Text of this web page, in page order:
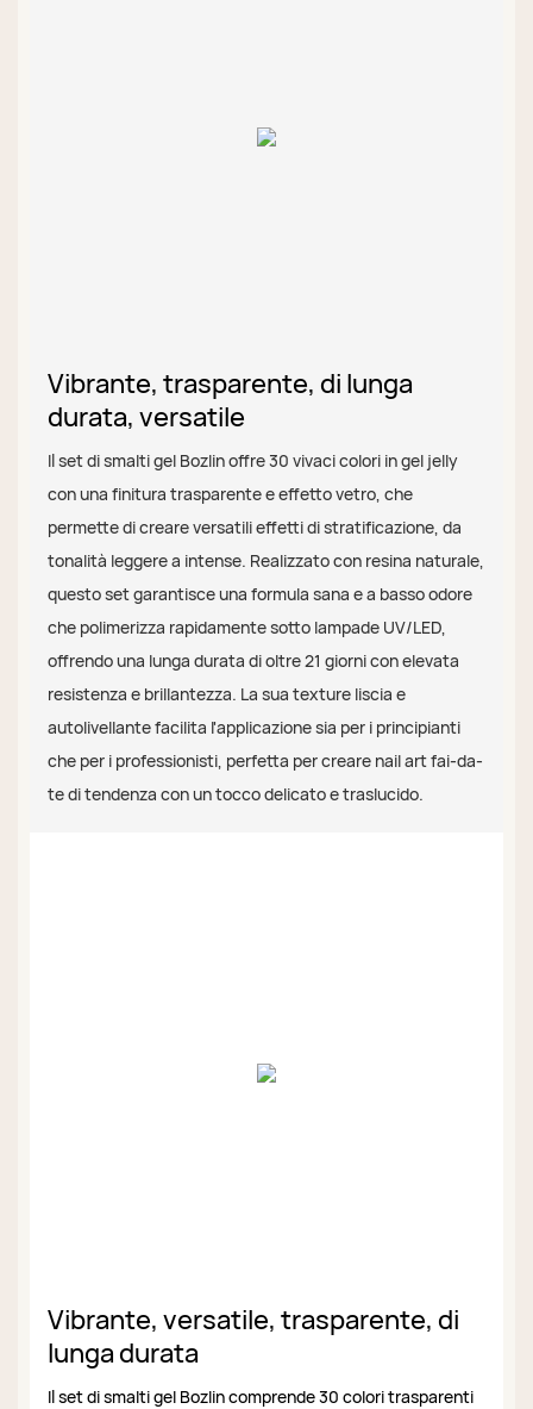
Vibrante, trasparente, di lunga
durata, versatile
Il set di smalti gel Bozlin offre 30 vivaci colori in gel jelly
con una finitura trasparente e effetto vetro, che
permette di creare versatili effetti di stratificazione, da
tonalità leggere a intense. Realizzato con resina naturale,
questo set garantisce una formula sana e a basso odore
che polimerizza rapidamente sotto lampade UV/LED,
offrendo una lunga durata di oltre 21 giorni con elevata
resistenza e brillantezza. La sua texture liscia e
autolivellante facilita l'applicazione sia per i principianti
che per i professionisti, perfetta per creare nail art fai-da-
te di tendenza con un tocco delicato e traslucido.
Vibrante, versatile, trasparente, di
lunga durata
Il set di smalti gel Bozlin comprende 30 colori trasparenti